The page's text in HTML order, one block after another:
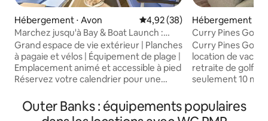
Hébergement ⋅ Avon Évaluation moyenne sur la
4,92 (38)
Marchez jusqu'à Bay & Boat Launch :
Beach House à Avon
Grand espace de vie extérieur | Planches
à pagaie et vélos | Équipement de plage |
Emplacement animé et accessible à pied
Réservez votre calendrier pour une
de location de vacances de 3 chambres
et 2 salles de bain ! Avec une vue
Hébergement ⋅
Curry Pines Golf
Curry Pines Golf
location de
retraite de golf
seulement 10
maison
2 chambres/2
Outer Banks : équipements populaires